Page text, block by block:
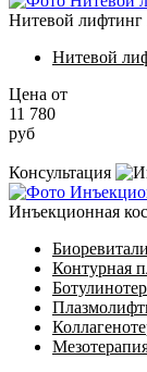
Нитевой лифтинг
Нитевой
Цена от
11 780
руб
Консультация
Инъекционная
Контурная